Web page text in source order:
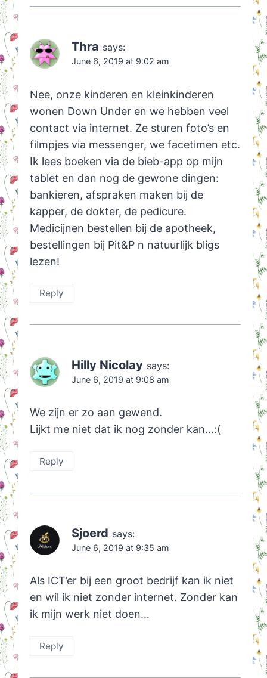
Thra says:
June 6, 2019 at 9:02 am
Nee, onze kinderen en kleinkinderen
wonen Down Under en we hebben veel
contact via internet. Ze sturen foto’s en
filmpjes via messenger, we facetimen etc.
Ik lees boeken via de bieb-app op mijn
tablet en dan nog de gewone dingen:
bankieren, afspraken maken bij de
kapper, de dokter, de pedicure.
Medicijnen bestellen bij de apotheek,
bestellingen bij Pit&P n natuurlijk bligs
lezen!
Reply
Hilly Nicolay says:
June 6, 2019 at 9:08 am
We zijn er zo aan gewend.
Lijkt me niet dat ik nog zonder kan…:(
Reply
Sjoerd says:
June 6, 2019 at 9:35 am
Als ICT’er bij een groot bedrijf kan ik niet
en wil ik niet zonder internet. Zonder kan
ik mijn werk niet doen…
Reply